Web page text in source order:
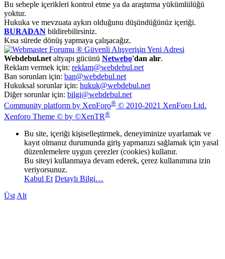
Bu sebeple içerikleri kontrol etme ya da araştırma yükümlülüğü
yoktur.
Hukuka ve mevzuata aykırı olduğunu düşündüğünüz içeriği.
BURADAN bildirebilirsiniz.
Kısa sürede dönüş yapmaya çalışacağız.
Webdebul.net altyapı gücünü Netwebo'dan alır.
Reklam vermek için: reklam@webdebul.net
Ban sorunları için: ban@webdebul.net
Hukuksal sorunlar için: hukuk@webdebul.net
Diğer sorunlar için: bilgi@webdebul.net
Community platform by XenForo® © 2010-2021 XenForo Ltd.
Xenforo Theme © by ©XenTR®
Bu site, içeriği kişiselleştirmek, deneyiminize uyarlamak ve
kayıt olmanız durumunda giriş yapmanızı sağlamak için yasal
düzenlemelere uygun çerezler (cookies) kullanır.
Bu siteyi kullanmaya devam ederek, çerez kullanımına izin
veriyorsunuz.
Kabul Et Detaylı Bilgi…
Üst Alt